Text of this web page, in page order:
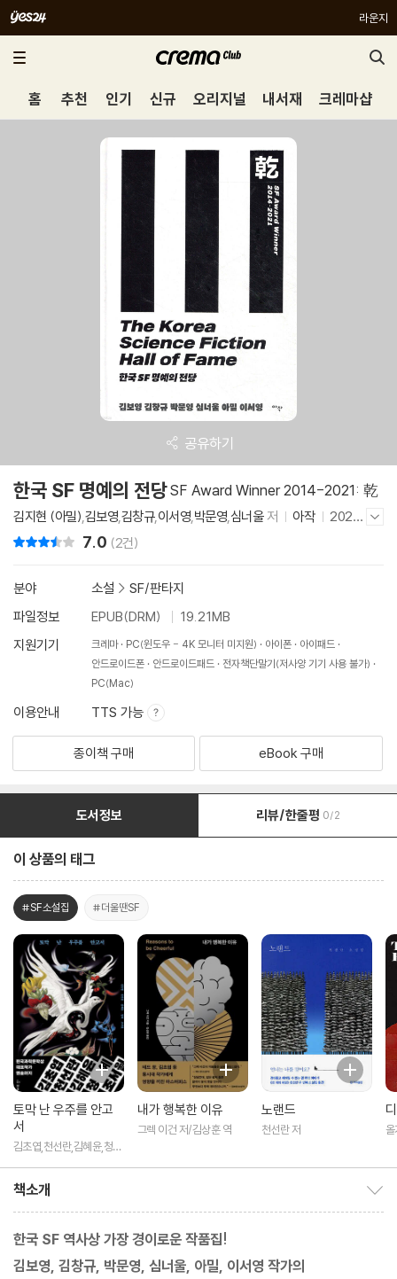
라운지
홈 추천 인기 신규 오리지널 내서재 크레마샵
공유하기
한국 SF 명예의 전당SF Award Winner 2014-2021: 乾
김지현 (아밀) 김보영 김창규, 이서영 박문영 심너울저 아작
2022
년 10월 7일
7.0 (2건)
분야 소설 > SF/판타지
파일정보
EPUB(DRM)
19.21MB
지원기기
크레마 PC(윈도우 - 4K 모니터 미지원) 아이폰
아이패드
안드로이드폰
안드로이드패드
전자책단말기(저사양 기기 사용 불가)
PC(Mac)
이용안내 TTS 가능
종이책 구매 eBook 구매
도서정보 리뷰/한줄평 0/2
이 상품의 태그
#SF소설집 #더울땐SF
토막 난 우주를 안고
서
김초엽,천선란,김혜윤,청
내가 행복한 이유
그렉 이건 저/김상훈 역
노랜드
천선란 저 올
책소개
한국 SF 역사상 가장 경이로운 작품집!
김보영, 김창규, 박문영, 심너울, 아밀, 이서영 작가의